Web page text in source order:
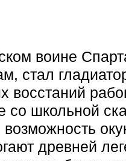
воине
стал
восстаний
со школьной
древней